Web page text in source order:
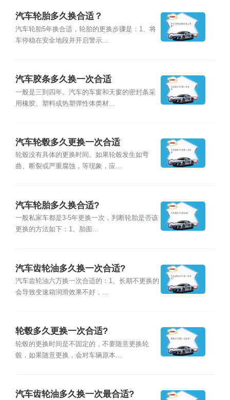
汽车轮胎多久换合适？
汽车轮胎5年换合适，轮胎的更换步骤是：1、将
车停稳在安全地段并开启警示...
汽车胶条多久换一次合适
一般是三到四年。汽车的车窗和天窗的密封条采
用橡胶、塑料或热塑弹性体类材...
汽车轮毂多久更换一次合适
轮毂没有具体的更换时间。如果轮毂发生如弯
曲、断裂或严重腐蚀，等现象，应...
汽车轮胎多久换合适?
一般私家车都是3-5年更换一次，判断轮胎是否该
更换的方法如下：1、胎面...
汽车齿轮油多久换一次合适?
汽车齿轮油六万换一次合适的：1、长期不更换的
会导致变速箱润滑效果不好，...
轮毂多久更换一次合适?
轮毂的更换时间是不固定的，不要随意更换轮
毂，如果随意更换，会对车辆原本...
汽车齿轮油多久换一次最合适?